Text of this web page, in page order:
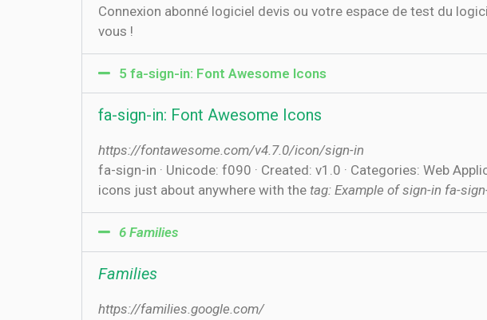
Connexion abonné logiciel devis ou votre espace de test du
vous !
5 fa-sign-in: Font Awesome Icons
fa-sign-in: Font Awesome Icons
https://fontawesome.com/v4.7.0/icon/sign-in
fa-sign-in · Unicode: f090 · Created: v1.0 · Categories: Web
icons just about anywhere with the tag: Example of sign-in fa-
6 Families
Families
https://families.google.com/